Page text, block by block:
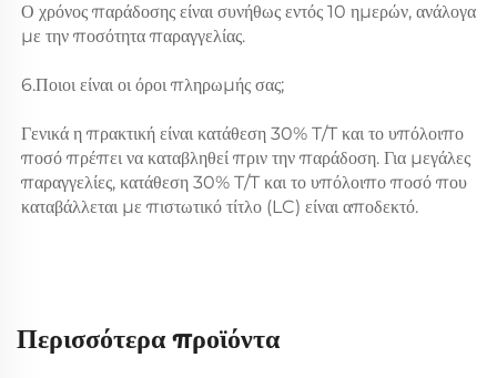
Ο χρόνος παράδοσης είναι συνήθως εντός 10 ημερών, ανάλογα
με την ποσότητα παραγγελίας.
6.Ποιοι είναι οι όροι πληρωμής σας;
Γενικά η πρακτική είναι κατάθεση 30% T/T και το υπόλοιπο
ποσό πρέπει να καταβληθεί πριν την παράδοση. Για μεγάλες
παραγγελίες, κατάθεση 30% T/T και το υπόλοιπο ποσό που
καταβάλλεται με πιστωτικό τίτλο (LC) είναι αποδεκτό.
Περισσότερα προϊόντα